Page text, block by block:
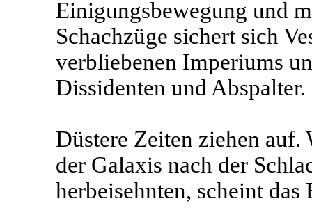
Einigungsbewegung und
Schachzüge sichert sich
verbliebenen Imperiums
Dissidenten und Abspalter.
Düstere Zeiten ziehen
der Galaxis nach der
herbeisehnten, scheint